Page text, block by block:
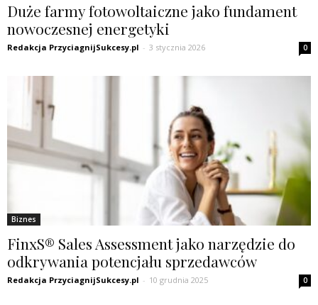
Duże farmy fotowoltaiczne jako fundament
nowoczesnej energetyki
Redakcja PrzyciagnijSukcesy.pl - 3 stycznia 2026 0
Biznes
FinxS® Sales Assessment jako narzędzie do
odkrywania potencjału sprzedawców
Redakcja PrzyciagnijSukcesy.pl - 10 grudnia 2025 0